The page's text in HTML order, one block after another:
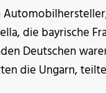
die bayrische
Deutschen
die Ungarn,